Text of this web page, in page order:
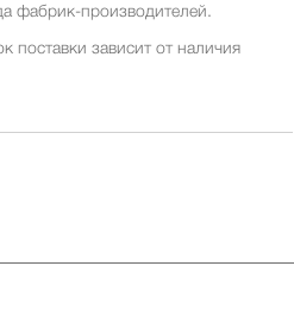
фабрик-производителей.
зависит от наличия